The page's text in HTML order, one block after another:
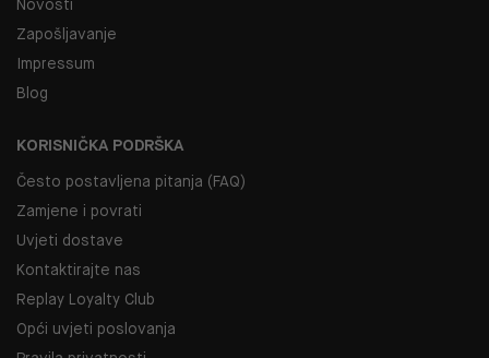
Novosti
Zapošljavanje
Impressum
Blog
KORISNIČKA PODRŠKA
Često postavljena pitanja (FAQ)
Zamjene i povrati
Uvjeti dostave
Kontaktirajte nas
Replay Loyalty Club
Opći uvjeti poslovanja